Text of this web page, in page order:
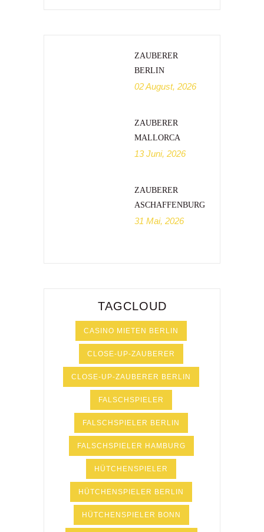
ZAUBERER
BERLIN
02 August, 2026
ZAUBERER
MALLORCA
13 Juni, 2026
ZAUBERER
ASCHAFFENBURG
31 Mai, 2026
TAGCLOUD
CASINO MIETEN BERLIN
CLOSE-UP-ZAUBERER
CLOSE-UP-ZAUBERER BERLIN
FALSCHSPIELER
FALSCHSPIELER BERLIN
FALSCHSPIELER HAMBURG
HÜTCHENSPIELER
HÜTCHENSPIELER BERLIN
HÜTCHENSPIELER BONN